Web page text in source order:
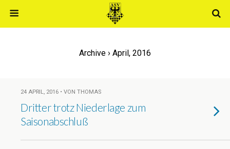
Archive › April, 2016
24 APRIL, 2016 • VON THOMAS
Dritter trotz Niederlage zum
Saisonabschluß